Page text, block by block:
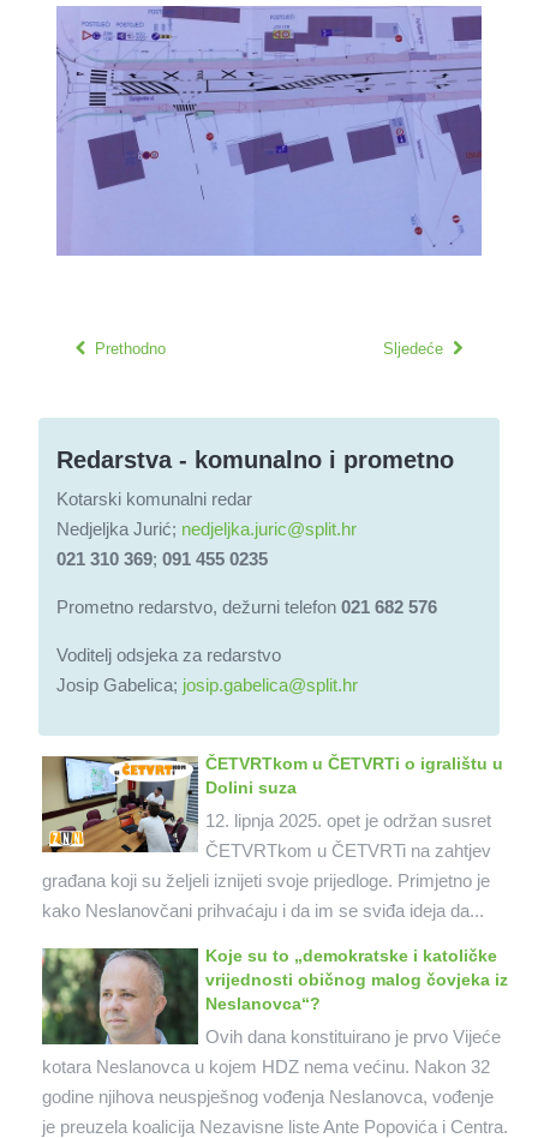
Prethodno Sljedeće
Redarstva - komunalno i prometno
Kotarski komunalni redar
Nedjeljka Jurić; nedjeljka.juric@split.hr
021 310 369; 091 455 0235
Prometno redarstvo, dežurni telefon 021 682 576
Voditelj odsjeka za redarstvo
Josip Gabelica; josip.gabelica@split.hr
ČETVRTkom u ČETVRTi o igralištu u
Dolini suza
12. lipnja 2025. opet je održan susret
ČETVRTkom u ČETVRTi na zahtjev
građana koji su željeli iznijeti svoje prijedloge. Primjetno je
kako Neslanovčani prihvaćaju i da im se sviđa ideja da...
Koje su to „demokratske i katoličke
vrijednosti običnog malog čovjeka iz
Neslanovca“?
Ovih dana konstituirano je prvo Vijeće
kotara Neslanovca u kojem HDZ nema većinu. Nakon 32
godine njihova neuspješnog vođenja Neslanovca, vođenje
je preuzela koalicija Nezavisne liste Ante Popovića i Centra.